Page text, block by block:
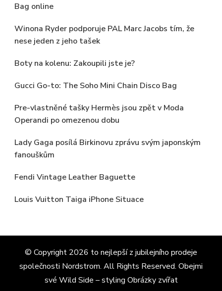
Bag online
Winona Ryder podporuje PAL Marc Jacobs tím, že
nese jeden z jeho tašek
Boty na kolenu: Zakoupili jste je?
Gucci Go-to: The Soho Mini Chain Disco Bag
Pre-vlastněné tašky Hermès jsou zpět v Moda
Operandi po omezenou dobu
Lady Gaga posílá Birkinovu zprávu svým japonským
fanouškům
Fendi Vintage Leather Baguette
Louis Vuitton Taiga iPhone Situace
© Copyright 2026 to nejlepší z jubilejního prodeje
společnosti Nordstrom. All Rights Reserved. Obejmi
své Wild Side – styling Obrázky zvířat